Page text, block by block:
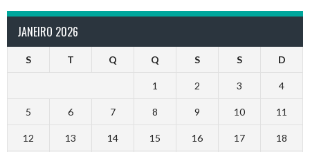
JANEIRO 2026
S T Q Q S S D
1 2 3 4
5 6 7 8 9 10 11
12 13 14 15 16 17 18